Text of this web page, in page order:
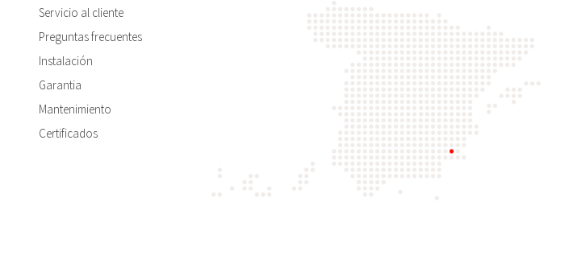
Servicio al cliente
Preguntas frecuentes
Instalación
Garantia
Mantenimiento
Certificados